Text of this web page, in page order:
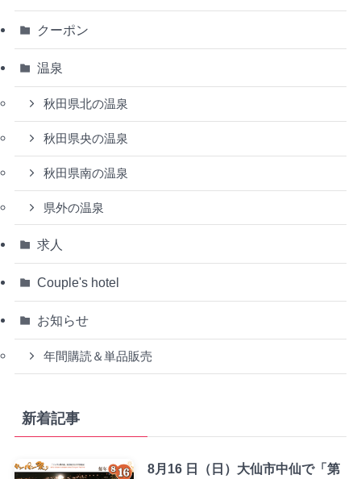
クーポン
温泉
秋田県北の温泉
秋田県央の温泉
秋田県南の温泉
県外の温泉
求人
Couple's hotel
お知らせ
年間購読＆単品販売
新着記事
8月16 日（日）大仙市中仙で「第